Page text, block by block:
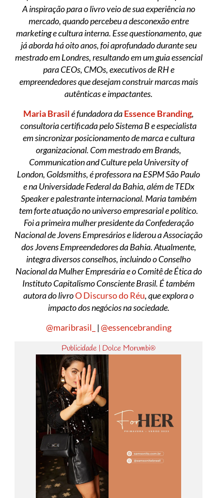
A inspiração para o livro veio de sua experiência no
mercado, quando percebeu a desconexão entre
marketing e cultura interna. Esse questionamento, que
já aborda há oito anos, foi aprofundado durante seu
mestrado em Londres, resultando em um guia essencial
para CEOs, CMOs, executivos de RH e
empreendedores que desejam construir marcas mais
autênticas e impactantes.
Maria Brasilé fundadora daEssence Branding,
consultoria certificada pelo Sistema B e especialista
em sincronizar posicionamento de marca e cultura
organizacional. Com mestrado em Brands,
Communication and Culture pela University of
London, Goldsmiths, é professora na ESPM São Paulo
e na Universidade Federal da Bahia, além de TEDx
Speaker e palestrante internacional. Maria também
tem forte atuação no universo empresarial e político.
Foi a primeira mulher presidente da Confederação
Nacional de Jovens Empresários e liderou a Associação
dos Jovens Empreendedores da Bahia. Atualmente,
integra diversos conselhos, incluindo o Conselho
Nacional da Mulher Empresária e o Comitê de Ética do
Instituto Capitalismo Consciente Brasil. É também
autora do livroO Discurso do Réu, que explora o
impacto dos negócios na sociedade.
@maribrasil_
|@essencebranding
Publicidade | Dolce Morumbi®